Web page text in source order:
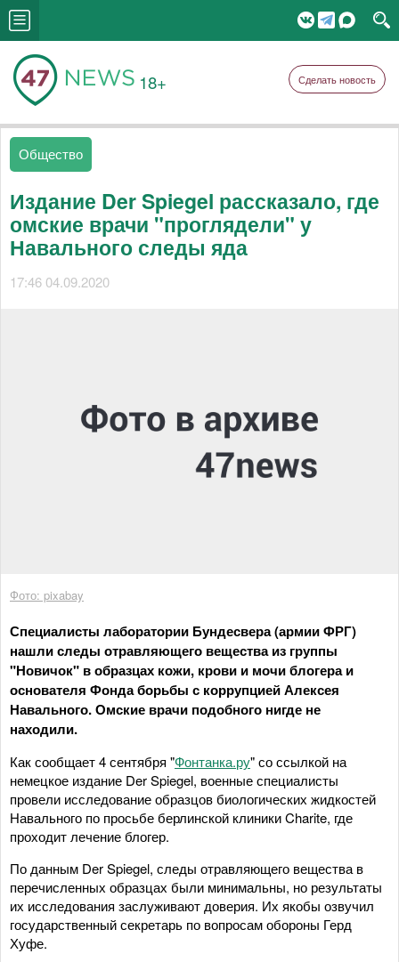
18+ Сделать новость
Общество
Издание Der Spiegel рассказало, где
омские врачи "проглядели" у
Навального следы яда
17:46 04.09.2020
Фото: pixabay
Специалисты лаборатории Бундесвера (армии ФРГ)
нашли следы отравляющего вещества из группы
"Новичок" в образцах кожи, крови и мочи блогера и
основателя Фонда борьбы с коррупцией Алексея
Навального. Омские врачи подобного нигде не
находили.
Как сообщает 4 сентября "Фонтанка.ру" со ссылкой на
немецкое издание Der Spiegel, военные специалисты
провели исследование образцов биологических жидкостей
Навального по просьбе берлинской клиники Charite, где
проходит лечение блогер.
По данным Der Spiegel, следы отравляющего вещества в
перечисленных образцах были минимальны, но результаты
их исследования заслуживают доверия. Их якобы озвучил
государственный секретарь по вопросам обороны Герд
Хуфе.